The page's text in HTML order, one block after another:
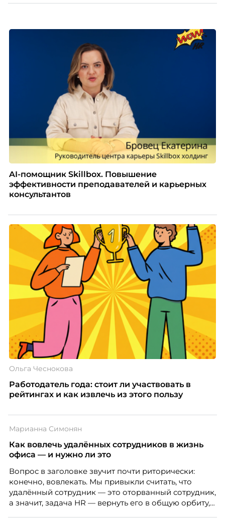
AI-помощник Skillbox. Повышение
эффективности преподавателей и карьерных
консультантов
Ольга Чеснокова
Работодатель года: стоит ли участвовать в
рейтингах и как извлечь из этого пользу
Марианна Симонян
Как вовлечь удалённых сотрудников в жизнь
офиса — и нужно ли это
Вопрос в заголовке звучит почти риторически:
конечно, вовлекать. Мы привыкли считать, что
удалённый сотрудник — это оторванный сотрудник,
а значит, задача HR — вернуть его в общую орбиту,